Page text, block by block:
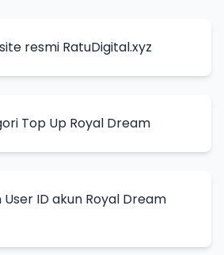
resmi RatuDigital.xyz
Top Up Royal Dream
User ID akun Royal Dream